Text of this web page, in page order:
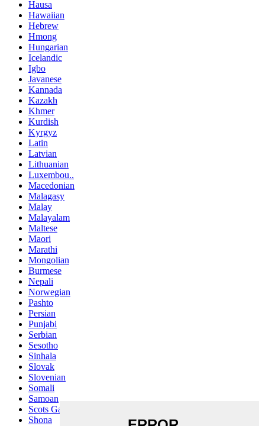
Hausa
Hawaiian
Hebrew
Hmong
Hungarian
Icelandic
Igbo
Javanese
Kannada
Kazakh
Khmer
Kurdish
Kyrgyz
Latin
Latvian
Lithuanian
Luxembou..
Macedonian
Malagasy
Malay
Malayalam
Maltese
Maori
Marathi
Mongolian
Burmese
Nepali
Norwegian
Pashto
Persian
Punjabi
Serbian
Sesotho
Sinhala
Slovak
Slovenian
Somali
Samoan
Scots Gaelic
Shona